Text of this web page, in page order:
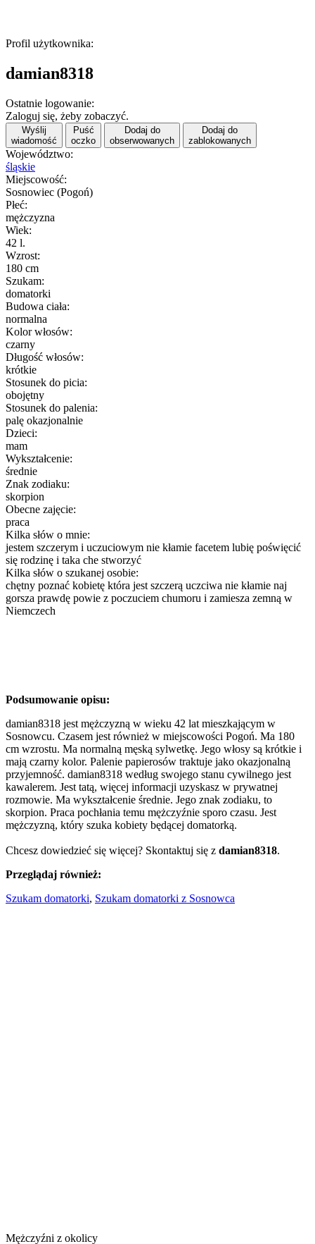
Profil użytkownika:
damian8318
Ostatnie logowanie:
Zaloguj się, żeby zobaczyć.
Wyślij
wiadomość
Puść
oczko
Dodaj do
obserwowanych
Dodaj do
zablokowanych
Województwo:
śląskie
Miejscowość:
Sosnowiec (Pogoń)
Płeć:
mężczyzna
Wiek:
42 l.
Wzrost:
180 cm
Szukam:
domatorki
Budowa ciała:
normalna
Kolor włosów:
czarny
Długość włosów:
krótkie
Stosunek do picia:
obojętny
Stosunek do palenia:
palę okazjonalnie
Dzieci:
mam
Wykształcenie:
średnie
Znak zodiaku:
skorpion
Obecne zajęcie:
praca
Kilka słów o mnie:
jestem szczerym i uczuciowym nie kłamie facetem lubię poświęcić
się rodzinę i taka che stworzyć
Kilka słów o szukanej osobie:
chętny poznać kobietę która jest szczerą uczciwa nie kłamie naj
gorsza prawdę powie z poczuciem chumoru i zamiesza zemną w
Niemczech
Podsumowanie opisu:
damian8318 jest mężczyzną w wieku 42 lat mieszkającym w
Sosnowcu. Czasem jest również w miejscowości Pogoń. Ma 180
cm wzrostu. Ma normalną męską sylwetkę. Jego włosy są krótkie i
mają czarny kolor. Palenie papierosów traktuje jako okazjonalną
przyjemność. damian8318 według swojego stanu cywilnego jest
kawalerem. Jest tatą, więcej informacji uzyskasz w prywatnej
rozmowie. Ma wykształcenie średnie. Jego znak zodiaku, to
skorpion. Praca pochłania temu mężczyźnie sporo czasu. Jest
mężczyzną, który szuka kobiety będącej domatorką.
Chcesz dowiedzieć się więcej? Skontaktuj się z damian8318.
Przeglądaj również:
Szukam domatorki, Szukam domatorki z Sosnowca
Mężczyźni z okolicy